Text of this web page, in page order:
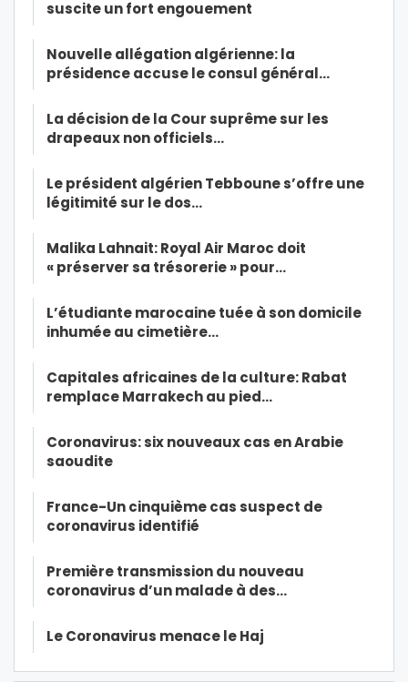
suscite un fort engouement
Nouvelle allégation algérienne: la
présidence accuse le consul général…
La décision de la Cour suprême sur les
drapeaux non officiels…
Le président algérien Tebboune s’offre une
légitimité sur le dos…
Malika Lahnait: Royal Air Maroc doit
« préserver sa trésorerie » pour…
L’étudiante marocaine tuée à son domicile
inhumée au cimetière…
Capitales africaines de la culture: Rabat
remplace Marrakech au pied…
Coronavirus: six nouveaux cas en Arabie
saoudite
France-Un cinquième cas suspect de
coronavirus identifié
Première transmission du nouveau
coronavirus d’un malade à des…
Le Coronavirus menace le Haj